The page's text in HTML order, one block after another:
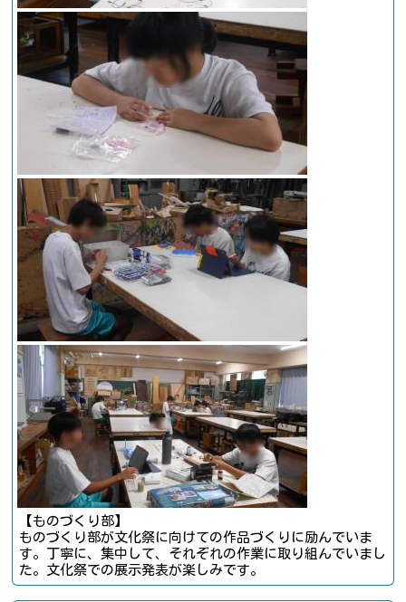
【ものづくり部】
ものづくり部が文化祭に向けての作品づくりに励んでいま
す。丁寧に、集中して、それぞれの作業に取り組んでいまし
た。文化祭での展示発表が楽しみです。